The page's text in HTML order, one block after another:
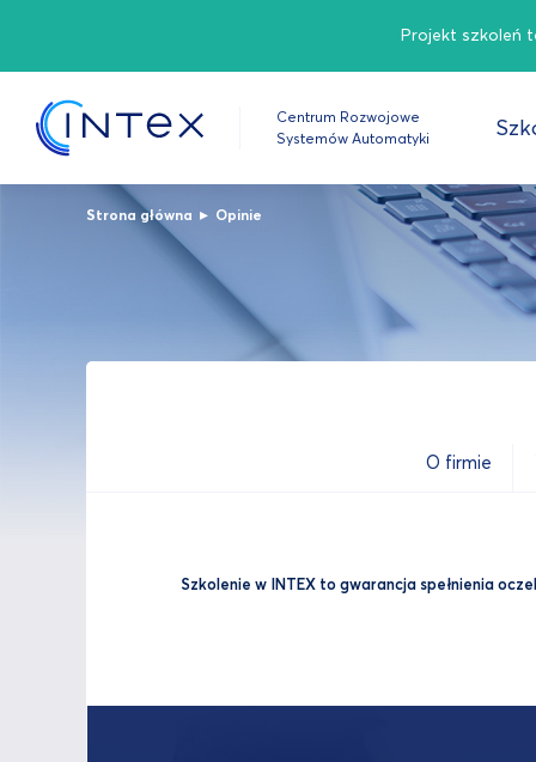
Projekt szkoleń
Centrum Rozwojowe
Systemów Automatyki
Strona główna ▸ Opinie
O firmie
Szkolenie w INTEX to gwarancja spełnienia